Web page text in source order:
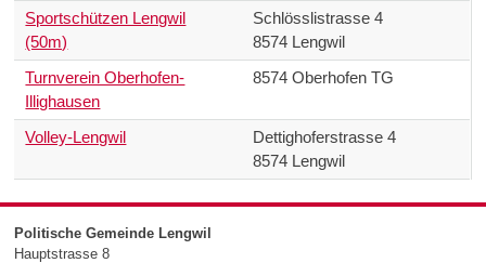
Sportschützen Lengwil
(50m)
Schlösslistrasse 4
8574 Lengwil
Turnverein Oberhofen-
Illighausen
8574 Oberhofen TG
Volley-Lengwil
Dettighoferstrasse 4
8574 Lengwil
Footer
Politische Gemeinde Lengwil
Hauptstrasse 8